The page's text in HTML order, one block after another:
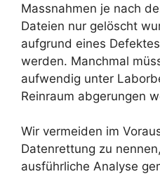
Massnahmen je nach
Dateien nur gelöscht
aufgrund eines
werden. Manchmal
aufwendig unter
Reinraum abgerungen
Wir vermeiden im
Datenrettung zu
ausführliche Analyse